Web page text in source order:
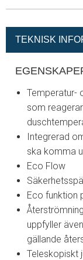
TEKNISK
Temperatur-
som
Integrerad
ska komma
Eco Flow
Eco funktion
uppfyller
gällande
Teleskopiskt